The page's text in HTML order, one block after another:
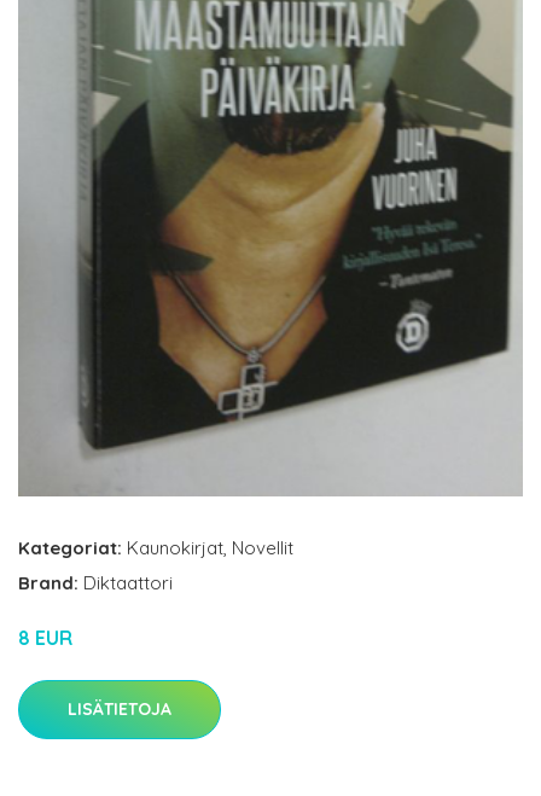
Kategoriat: Kaunokirjat, Novellit
Brand: Diktaattori
8 EUR
LISÄTIETOJA